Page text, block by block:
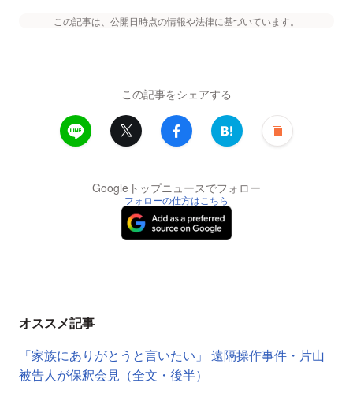
この記事は、公開日時点の情報や法律に基づいています。
この記事をシェアする
Googleトップニュースでフォロー
フォローの仕方はこちら
オススメ記事
「家族にありがとうと言いたい」 遠隔操作事件・片山
被告人が保釈会見（全文・後半）